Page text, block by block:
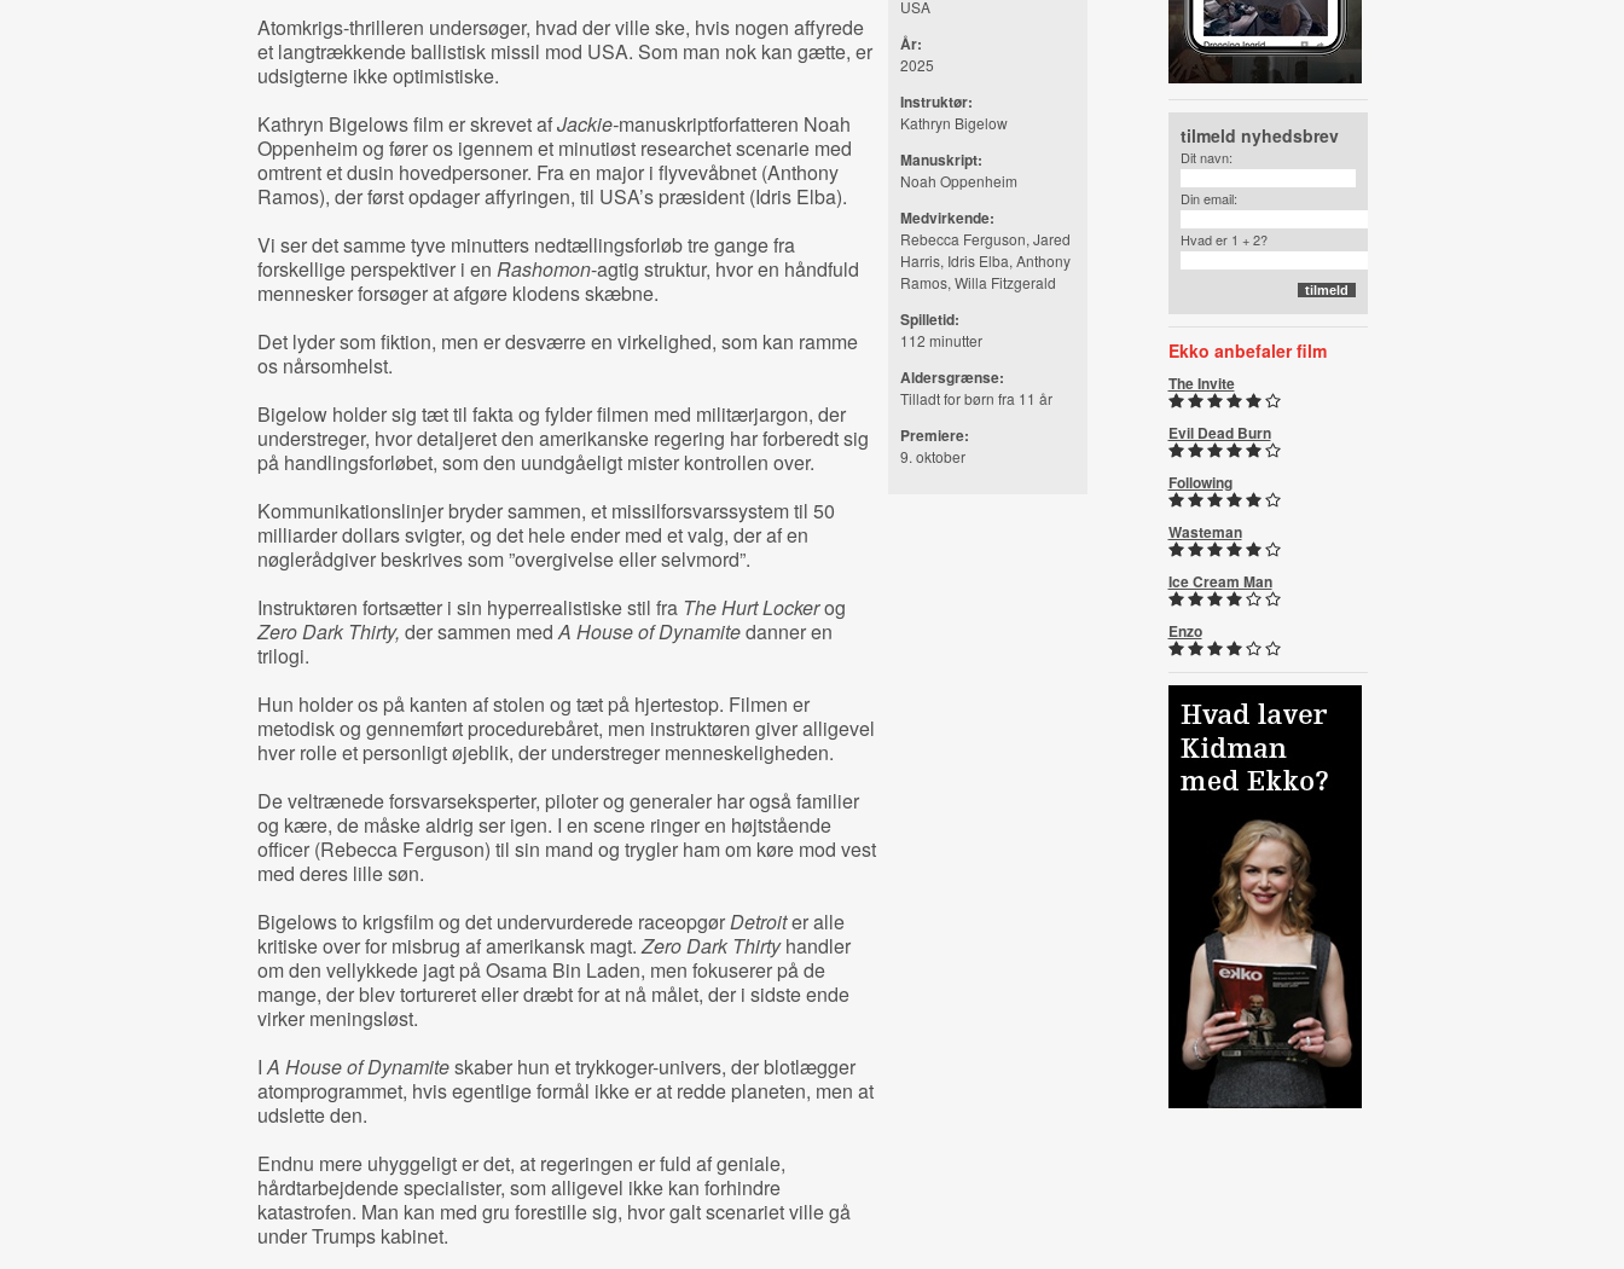
Atomkrigs-thrilleren undersøger, hvad der ville ske, hvis nogen affyrede
et langtrækkende ballistisk missil mod USA. Som man nok kan gætte, er
udsigterne ikke optimistiske.
Kathryn Bigelows film er skrevet afJackie-manuskriptforfatteren Noah
Oppenheim og fører os igennem et minutiøst researchet scenarie med
omtrent et dusin hovedpersoner. Fra en major i flyvevåbnet (Anthony
Ramos), der først opdager affyringen, til USA’s præsident (Idris Elba).
Vi ser det samme tyve minutters nedtællingsforløb tre gange fra
forskellige perspektiver i en Rashomon-agtig struktur, hvor en håndfuld
mennesker forsøger at afgøre klodens skæbne.
Det lyder som fiktion, men er desværre en virkelighed, som kan ramme
os nårsomhelst.
Bigelow holder sig tæt til fakta og fylder filmen med militærjargon, der
understreger, hvor detaljeret den amerikanske regering har forberedt sig
på handlingsforløbet, som den uundgåeligt mister kontrollen over.
Kommunikationslinjer bryder sammen, et missilforsvarssystem til 50
milliarder dollars svigter, og det hele ender med et valg, der af en
nøglerådgiver beskrives som ”overgivelse eller selvmord”.
Instruktøren fortsætter i sin hyperrealistiske stil fra The Hurt Lockerog
Zero Dark Thirty, der sammen medA House of Dynamitedanner en
trilogi.
Hun holder os på kanten af stolen og tæt på hjertestop. Filmen er
metodisk og gennemført procedurebåret, men instruktøren giver alligevel
hver rolle et personligt øjeblik, der understreger menneskeligheden.
De veltrænede forsvarseksperter, piloter og generaler har også familier
og kære, de måske aldrig ser igen. I en scene ringer en højtstående
officer (Rebecca Ferguson) til sin mand og trygler ham om køre mod vest
med deres lille søn.
Bigelows to krigsfilm og det undervurderede raceopgørDetroiter alle
kritiske over for misbrug af amerikansk magt.Zero Dark Thirtyhandler
om den vellykkede jagt på Osama Bin Laden, men fokuserer på de
mange, der blev tortureret eller dræbt for at nå målet, der i sidste ende
virker meningsløst.
IA House of Dynamiteskaber hun et trykkoger-univers, der blotlægger
atomprogrammet, hvis egentlige formål ikke er at redde planeten, men at
udslette den.
Endnu mere uhyggeligt er det, at regeringen er fuld af geniale,
hårdtarbejdende specialister, som alligevel ikke kan forhindre
katastrofen. Man kan med gru forestille sig, hvor galt scenariet ville gå
under Trumps kabinet.
USA
År:
2025
Instruktør:
Kathryn Bigelow
Manuskript:
Noah Oppenheim
Medvirkende:
Rebecca Ferguson, Jared
Harris, Idris Elba, Anthony
Ramos, Willa Fitzgerald
Spilletid:
112 minutter
Aldersgrænse:
Tilladt for børn fra 11 år
Premiere:
9. oktober
tilmeld nyhedsbrev
Dit navn:
Din email:
Hvad er 1 + 2?
Ekko anbefaler film
The Invite
Evil Dead Burn
Following
Wasteman
Ice Cream Man
Enzo